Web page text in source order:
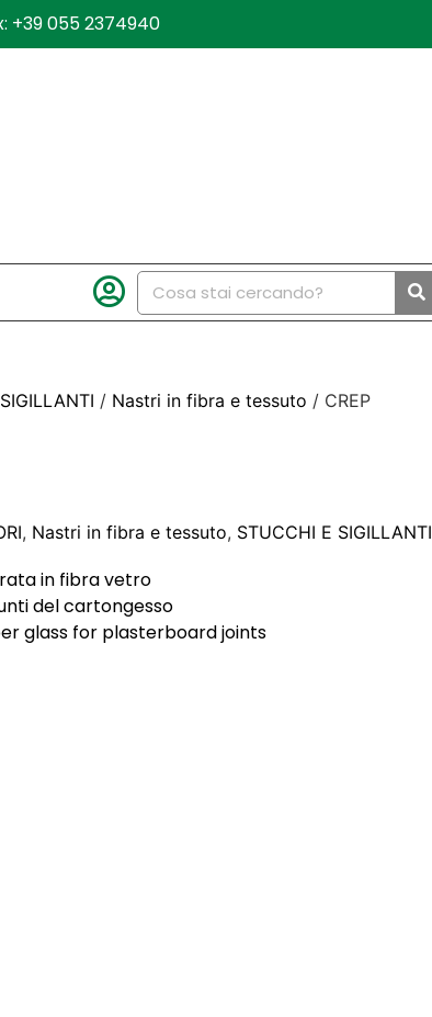
+39 055 2374940
/ Nastri in fibra e tessuto / CREP
, Nastri in fibra e tessuto, STUCCHI E SIGILLANTI
in fibra vetro
del cartongesso
glass for plasterboard joints